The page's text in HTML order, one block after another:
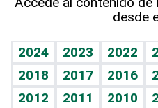
Vida y familia
Eñe
Celebrando la vida
TBT Deportivo
Guía del dinero
Horóscopos
Crucigramas
desde
2024 2023 2022
2018
2017 2016
2012
2011 2010